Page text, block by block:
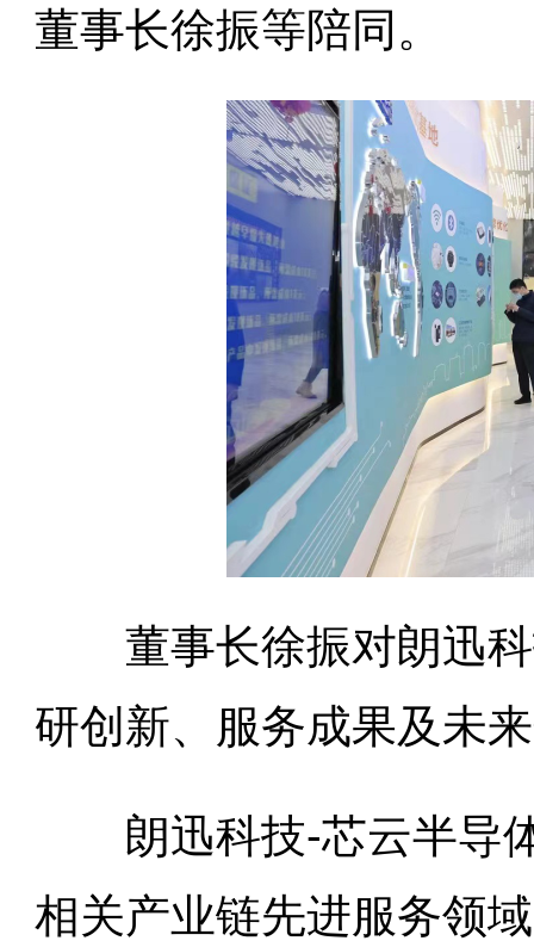
董事长徐振等陪同。
董事长徐振对朗迅科
研创新、服务成果及未
朗迅科技-芯云半导体
相关产业链先进服务领